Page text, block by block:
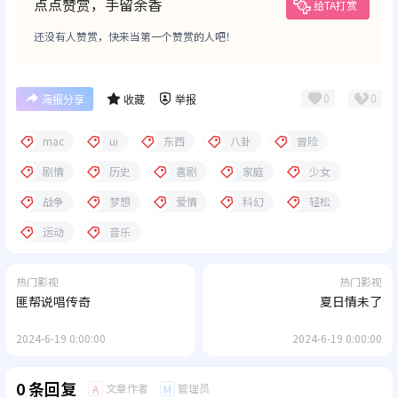
给TA打赏
还没有人赞赏，快来当第一个赞赏的人吧！
海报分享 收藏 举报 0 0
mac ui 东西 八卦
冒险
剧情
历史 喜剧 家庭
少女
战争
梦想 爱情 科幻
轻松
运动
音乐
热门影视
匪帮说唱传奇
2024-6-19 0:00:00
热门影视
夏日情未了
2024-6-19 0:00:00
0 条回复 A 文章作者 M 管理员